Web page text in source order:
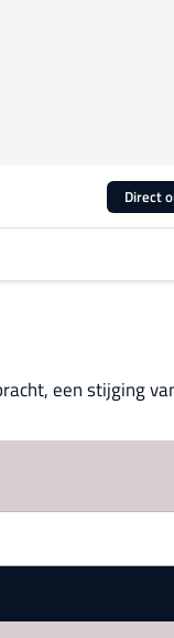
Direct
een stijging